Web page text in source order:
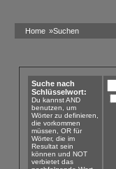
Home »Suchen
Suche nach
Schlüsselwort:
Du kannst AND
benutzen, um
Wörter zu definieren,
die vorkommen
müssen, OR für
Wörter, die im
Resultat sein
können und NOT
verbietet das